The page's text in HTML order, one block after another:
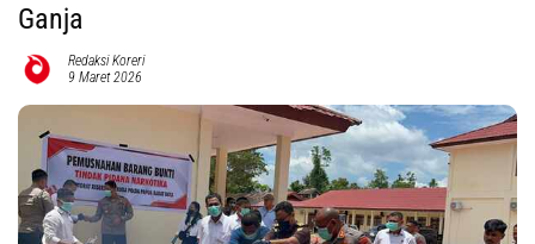
Ganja
Redaksi Koreri
9 Maret 2026